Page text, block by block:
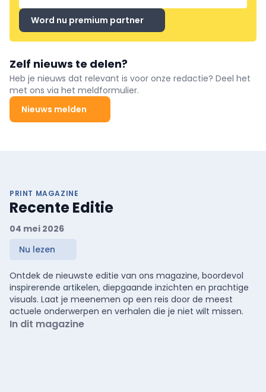
Word nu premium partner
Zelf nieuws te delen?
Heb je nieuws dat relevant is voor onze redactie? Deel het
met ons via het meldformulier.
Nieuws melden
PRINT MAGAZINE
Recente Editie
04 mei 2026
Nu lezen
Ontdek de nieuwste editie van ons magazine, boordevol
inspirerende artikelen, diepgaande inzichten en prachtige
visuals. Laat je meenemen op een reis door de meest
actuele onderwerpen en verhalen die je niet wilt missen.
In dit magazine